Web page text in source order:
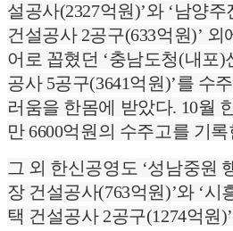
설공사(2327억원)’와 ‘남양
건설공사 2공구(633억원)’ 외
어로 꼽혔던 ‘충남도청(내포)
공사 5공구(3641억원)’를 수
러움을 한몸에 받았다. 10월
만 6600억원의 수주고를 기
그 외 한신공영도 ‘성남중원
장 건설공사(763억원)’와 ‘시
택 건설공사 2공구(1274억원